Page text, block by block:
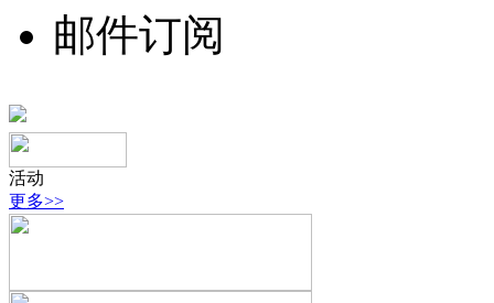
邮件订阅
活动
更多>>